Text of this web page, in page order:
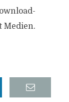
Medien.